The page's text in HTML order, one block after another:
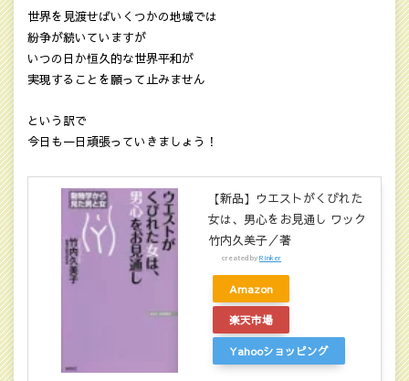
世界を見渡せばいくつかの地域では
紛争が続いていますが
いつの日か恒久的な世界平和が
実現することを願って止みません
という訳で
今日も一日頑張っていきましょう！
【新品】ウエストがくびれた
女は、男心をお見通し ワック
竹内久美子／著
created byRinker
Amazon
楽天市場
Yahooショッピング